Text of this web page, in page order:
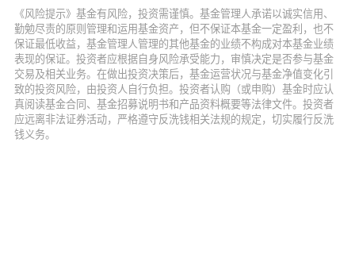
《风险提示》基金有风险，投资需谨慎。基金管理人承诺以诚实信用、
勤勉尽责的原则管理和运用基金资产，但不保证本基金一定盈利，也不
保证最低收益，基金管理人管理的其他基金的业绩不构成对本基金业绩
表现的保证。投资者应根据自身风险承受能力，审慎决定是否参与基金
交易及相关业务。在做出投资决策后，基金运营状况与基金净值变化引
致的投资风险，由投资人自行负担。投资者认购（或申购）基金时应认
真阅读基金合同、基金招募说明书和产品资料概要等法律文件。投资者
应远离非法证券活动，严格遵守反洗钱相关法规的规定，切实履行反洗
钱义务。